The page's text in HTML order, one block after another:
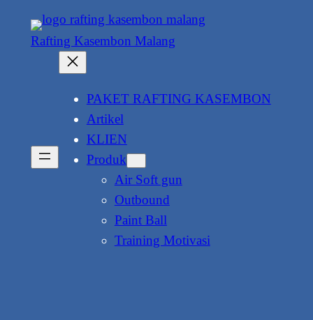
Rafting Kasembon Malang
PAKET RAFTING KASEMBON
Artikel
KLIEN
Produk
Air Soft gun
Outbound
Paint Ball
Training Motivasi